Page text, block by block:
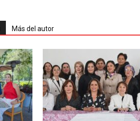
Más del autor